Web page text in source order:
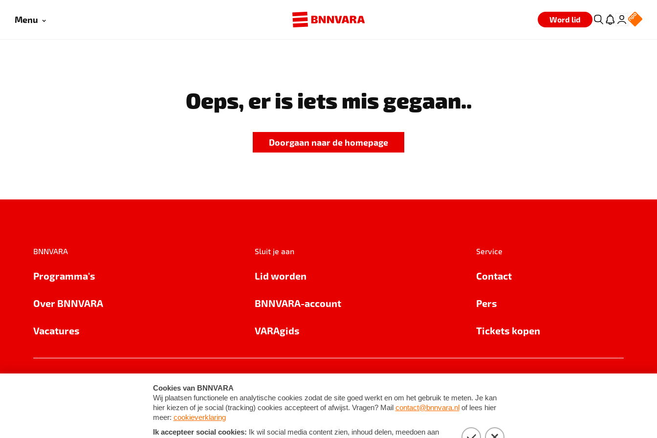
Menu Word lid
Oeps, er is iets mis gegaan..
Doorgaan naar de homepage
BNNVARA
Programma's
Over BNNVARA
Vacatures
Sluit je aan
Lid worden
BNNVARA-account
VARAgids
Service
Contact
Pers
Tickets kopen
Cookie-instellingen Algemene voorwaarden ©2026BNNVARA